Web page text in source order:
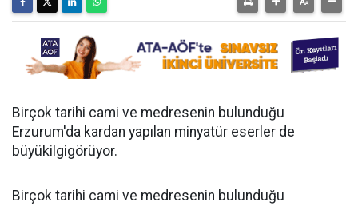
Birçok tarihi cami ve medresenin bulunduğu
Erzurum'da kardan yapılan minyatür eserler de
büyükilgigörüyor.
Birçok tarihi cami ve medresenin bulunduğu